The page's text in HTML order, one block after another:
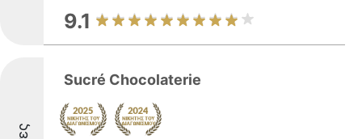
9.1
Sucré Chocolaterie